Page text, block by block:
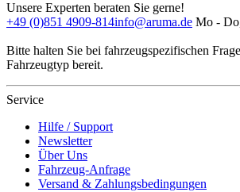
Unsere Experten beraten Sie gerne!
+49 (0)851 4909-814info@aruma.de Mo -
Bitte halten Sie bei fahrzeugspezifischen
Fahrzeugtyp bereit.
Service
Hilfe / Support
Newsletter
Über Uns
Fahrzeug-Anfrage
Versand & Zahlungsbedingungen